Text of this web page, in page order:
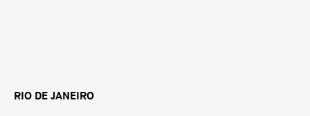
RIO DE JANEIRO